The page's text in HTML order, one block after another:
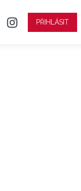
PŘIHLÁSIT